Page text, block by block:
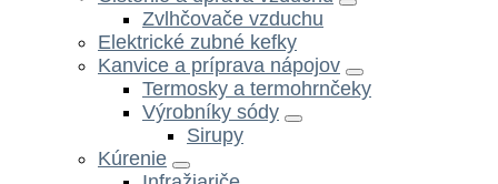
Zvlhčovače vzduchu
Elektrické zubné kefky
Kanvice a príprava nápojov
Termosky a termohrnčeky
Výrobníky sódy
Sirupy
Kúrenie